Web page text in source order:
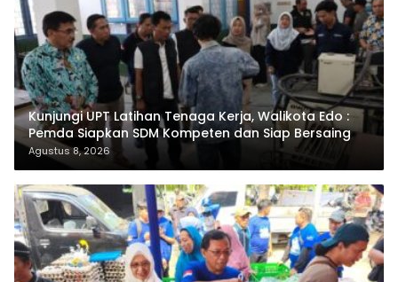
Kunjungi UPT Latihan Tenaga Kerja, Walikota Edo :
Pemda Siapkan SDM Kompeten dan Siap Bersaing
Agustus 8, 2026